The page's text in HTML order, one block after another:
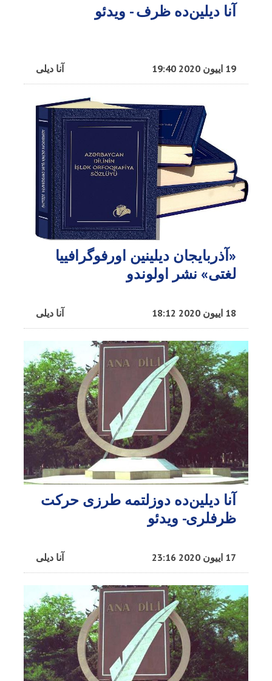
آنا دیلین‌ده ظرف - ویدئو
آنا دیلی 19 اییون 2020 19:40
«آذربایجان دیلینین اورفوگرافییا
لغتی» نشر اولوندو
آنا دیلی 18 اییون 2020 18:12
آنا دیلین‌ده دوزلتمه طرزی حرکت
ظرفلری- ویدئو
آنا دیلی 17 اییون 2020 23:16